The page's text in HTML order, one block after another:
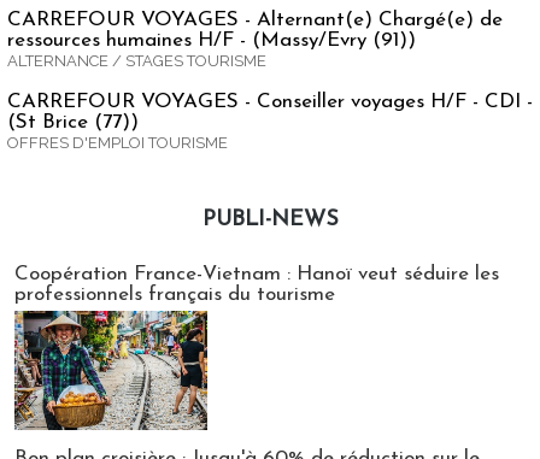
CARREFOUR VOYAGES - Alternant(e) Chargé(e) de
ressources humaines H/F - (Massy/Evry (91))
ALTERNANCE / STAGES TOURISME
CARREFOUR VOYAGES - Conseiller voyages H/F - CDI -
(St Brice (77))
OFFRES D'EMPLOI TOURISME
PUBLI-NEWS
Coopération France-Vietnam : Hanoï veut séduire les
professionnels français du tourisme